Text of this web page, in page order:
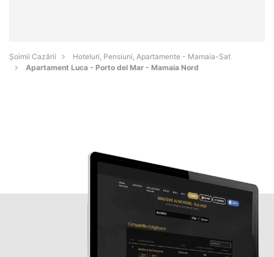
Șoimii Cazării
Hoteluri, Pensiuni, Apartamente - Mamaia-Sat
Apartament Luca - Porto del Mar - Mamaia Nord